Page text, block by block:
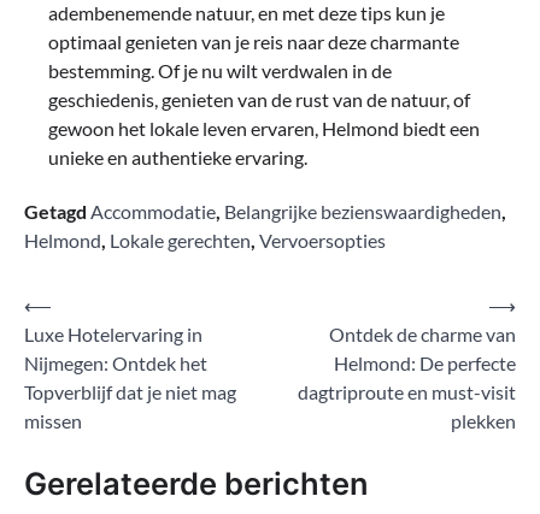
adembenemende natuur, en met deze tips kun je
optimaal genieten van je reis naar deze charmante
bestemming. Of je nu wilt verdwalen in de
geschiedenis, genieten van de rust van de natuur, of
gewoon het lokale leven ervaren, Helmond biedt een
unieke en authentieke ervaring.
Getagd Accommodatie Belangrijke bezienswaardigheden
Helmond Lokale gerechten Vervoersopties
Bericht
navigatie
⟵
Luxe Hotelervaring in
Nijmegen: Ontdek het
Topverblijf dat je niet mag
missen
Ontdek de charme van
Helmond: De perfecte
dagtriproute en must-visit
plekken
⟶
Gerelateerde berichten